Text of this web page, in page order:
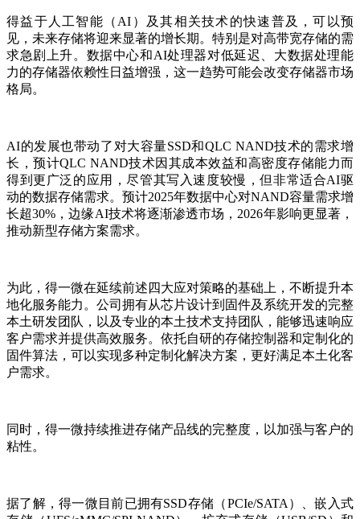
得益于人工智能（AI）及其相关技术的快速普及，可以预
见，未来存储将迎来显著的增长期。特别是对高带宽存储的需
求急剧上升。数据中心和AI处理器对低延迟、大数据处理能
力的存储器依赖性日益增强，这一趋势可能会改变存储器市场
格局。
AI的发展也带动了对大容量SSD和QLC NAND技术的需求增
长，预计QLC NAND技术因其成本效益和高密度存储能力而
得到更广泛的应用，尽管其写入速度较慢，但非常适合AI驱
动的数据存储需求。预计2025年数据中心对NAND容量需求增
长超30%，边缘AI技术将逐渐渗透市场，2026年影响更显著，
推动新型存储方案需求。
为此，得一微在延续前述四大应对策略的基础上，不断提升本
地化服务能力。公司拥有从芯片设计到固件及系统开发的完整
本土研发团队，以及专业的本土技术支持团队，能够迅速响应
客户需求并提供高效服务。依托自研的存储控制器和定制化的
固件算法，可以实现多种定制化解决方案，更好满足本土化客
户需求。
同时，得一微持续推进存储产品线的完整度，以加强与客户的
粘性。
据了解，得一微目前已拥有SSD存储（PCIe/SATA）、嵌入式